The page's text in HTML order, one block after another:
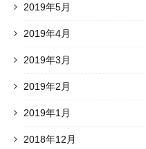
2019年5月
2019年4月
2019年3月
2019年2月
2019年1月
2018年12月